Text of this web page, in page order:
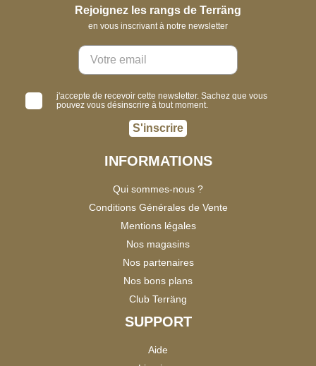
Rejoignez les rangs de Terräng
en vous inscrivant à notre newsletter
j'accepte de recevoir cette newsletter. Sachez que vous
pouvez vous désinscrire à tout moment.
S'inscrire
INFORMATIONS
Qui sommes-nous ?
Conditions Générales de Vente
Mentions légales
Nos magasins
Nos partenaires
Nos bons plans
Club Terräng
SUPPORT
Aide